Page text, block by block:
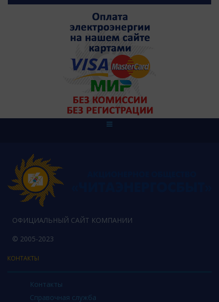
ОФИЦИАЛЬНЫЙ САЙТ КОМПАНИИ
© 2005-2023
КОНТАКТЫ
Контакты
Справочная служба